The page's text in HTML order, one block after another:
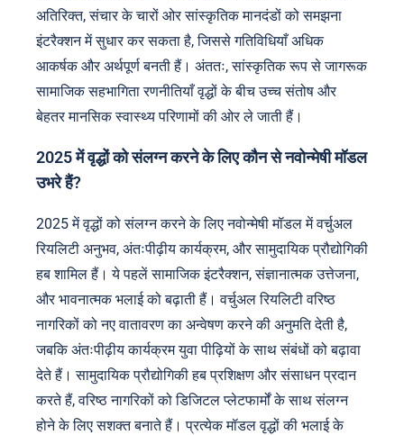
अतिरिक्त, संचार के चारों ओर सांस्कृतिक मानदंडों को समझना
इंटरैक्शन में सुधार कर सकता है, जिससे गतिविधियाँ अधिक
आकर्षक और अर्थपूर्ण बनती हैं। अंततः, सांस्कृतिक रूप से जागरूक
सामाजिक सहभागिता रणनीतियाँ वृद्धों के बीच उच्च संतोष और
बेहतर मानसिक स्वास्थ्य परिणामों की ओर ले जाती हैं।
2025 में वृद्धों को संलग्न करने के लिए कौन से नवोन्मेषी मॉडल
उभरे हैं?
2025 में वृद्धों को संलग्न करने के लिए नवोन्मेषी मॉडल में वर्चुअल
रियलिटी अनुभव, अंतःपीढ़ीय कार्यक्रम, और सामुदायिक प्रौद्योगिकी
हब शामिल हैं। ये पहलें सामाजिक इंटरैक्शन, संज्ञानात्मक उत्तेजना,
और भावनात्मक भलाई को बढ़ाती हैं। वर्चुअल रियलिटी वरिष्ठ
नागरिकों को नए वातावरण का अन्वेषण करने की अनुमति देती है,
जबकि अंतःपीढ़ीय कार्यक्रम युवा पीढ़ियों के साथ संबंधों को बढ़ावा
देते हैं। सामुदायिक प्रौद्योगिकी हब प्रशिक्षण और संसाधन प्रदान
करते हैं, वरिष्ठ नागरिकों को डिजिटल प्लेटफार्मों के साथ संलग्न
होने के लिए सशक्त बनाते हैं। प्रत्येक मॉडल वृद्धों की भलाई के